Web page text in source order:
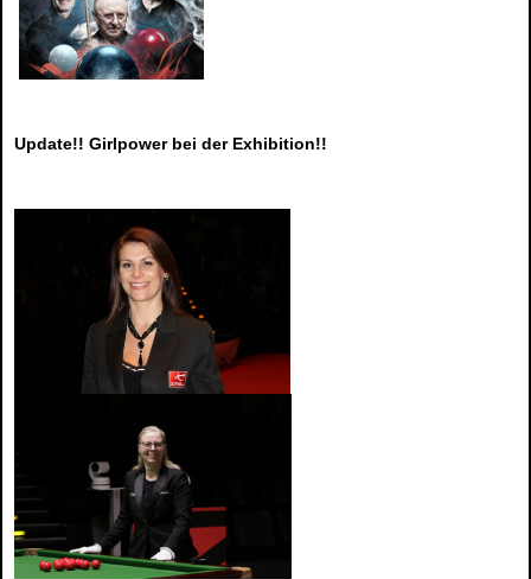
Update!! Girlpower bei der Exhibition!!